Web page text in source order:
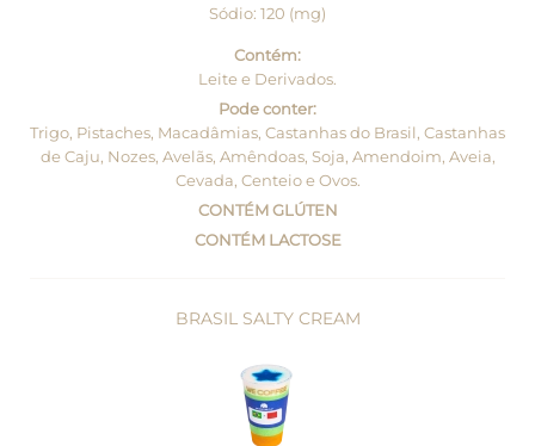
Sódio: 120 (mg)
Contém:
Leite e Derivados.
Pode conter:
Trigo, Pistaches, Macadâmias, Castanhas do Brasil, Castanhas
de Caju, Nozes, Avelãs, Amêndoas, Soja, Amendoim, Aveia,
Cevada, Centeio e Ovos.
CONTÉM GLÚTEN
CONTÉM LACTOSE
BRASIL SALTY CREAM